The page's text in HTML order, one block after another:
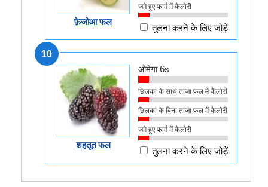
फ़ेजोआ फल
जमे हुए फार्म में कैलोरी
तुलना करने के लिए जोड़ें
10
शहतूत फल
ओमेगा 6s
छिलका के साथ ताजा फल में कैलोरी
छिलका के बिना ताजा फल में कैलोरी
जमे हुए फार्म में कैलोरी
तुलना करने के लिए जोड़ें